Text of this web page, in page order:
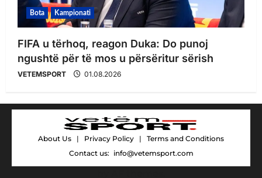
Bota Kampionati
FIFA u tërhoq, reagon Duka: Do punoj
ngushtë për të mos u përsëritur sërish
VETEMSPORT 01.08.2026
About Us | Privacy Policy |
Terms and Conditions
Contact us: info@vetemsport.com